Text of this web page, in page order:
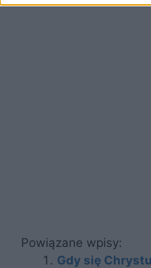
Powiązane wpisy:
Gdy się